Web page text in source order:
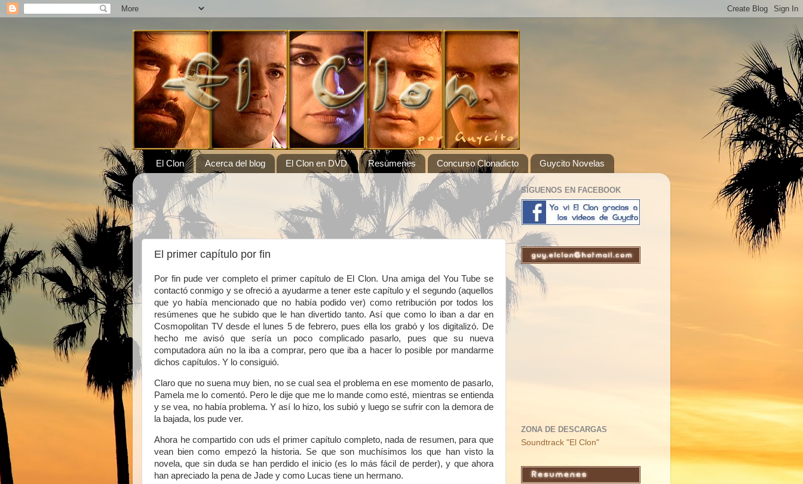
El Clon Acerca del blog El Clon en DVD Resúmenes Concurso Clonadicto Guycito Novelas
El primer capítulo por fin
Por fin pude ver completo el primer capítulo de El Clon. Una amiga del You Tube se
contactó conmigo y se ofreció a ayudarme a tener este capítulo y el segundo (aquellos
que yo había mencionado que no había podido ver) como retribución por todos los
resúmenes que he subido que le han divertido tanto. Así que como lo iban a dar en
Cosmopolitan TV desde el lunes 5 de febrero, pues ella los grabó y los digitalizó. De
hecho me avisó que sería un poco complicado pasarlo, pues que su nueva
computadora aún no la iba a comprar, pero que iba a hacer lo posible por mandarme
dichos capítulos. Y lo consiguió.
Claro que no suena muy bien, no se cual sea el problema en ese momento de pasarlo,
Pamela me lo comentó. Pero le dije que me lo mande como esté, mientras se entienda
y se vea, no había problema. Y así lo hizo, los subió y luego se sufrir con la demora de
la bajada, los pude ver.
Ahora he compartido con uds el primer capítulo completo, nada de resumen, para que
vean bien como empezó la historia. Se que son muchísimos los que han visto la
novela, que sin duda se han perdido el inicio (es lo más fácil de perder), y que ahora
han apreciado la pena de Jade y como Lucas tiene un hermano.
SÍGUENOS EN FACEBOOK
ZONA DE DESCARGAS
Soundtrack "El Clon"